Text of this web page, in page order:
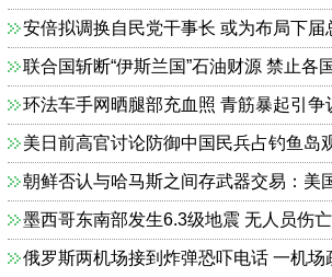
安倍拟调换自民党干事长 或为布局下届
联合国斩断“伊斯兰国”石油财源 禁止各
环法车手网晒腿部充血照 青筋暴起引争
美日前高官讨论防御中国民兵占钓鱼岛
朝鲜否认与哈马斯之间存武器交易：美
墨西哥东南部发生6.3级地震 无人员伤
俄罗斯两机场接到炸弹恐吓电话 一机场